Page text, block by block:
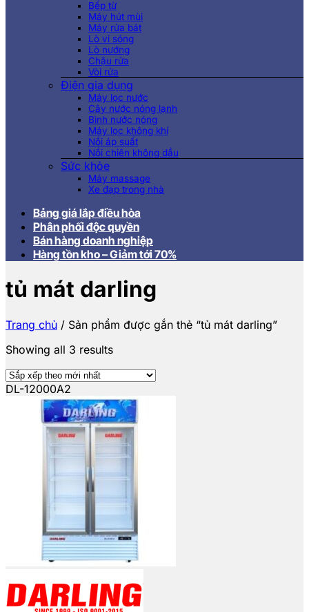
Bếp từ
Máy hút mùi
Máy rửa bát
Lò vi sóng
Lò nướng
Chậu rửa
Vòi rửa
Điện gia dụng
Máy lọc nước
Cây nước nóng lạnh
Bình nước nóng
Máy lọc không khí
Nồi áp suất
Nồi chiên không dầu
Sức khỏe
Máy massage
Xe đạp trong nhà
Bảng giá lắp điều hòa
Phân phối độc quyền
Bán hàng doanh nghiệp
Hàng tồn kho – Giảm tới 70%
tủ mát darling
Trang chủ / Sản phẩm được gắn thẻ “tủ mát darling”
Showing all 3 results
DL-12000A2